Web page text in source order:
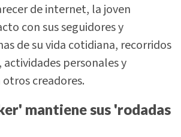
de internet, la joven
con sus seguidores y
de su vida cotidiana, recorridos
personales y
creadores.
mantiene sus 'rodadas